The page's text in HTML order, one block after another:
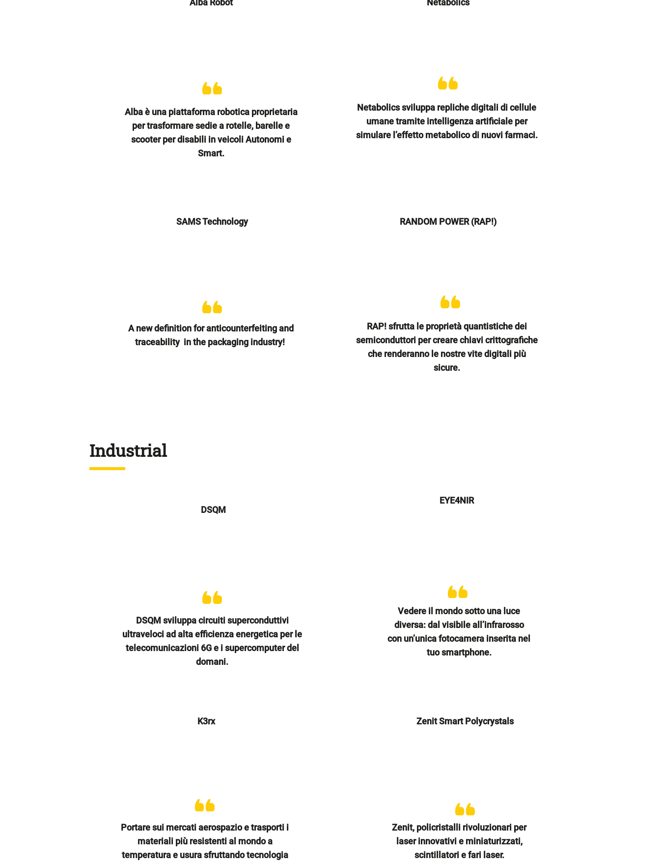
Alba Robot Netabolics
Alba è una piattaforma robotica proprietaria
per trasformare sedie a rotelle, barelle e
scooter per disabili in veicoli Autonomi e
Smart.
Netabolics sviluppa repliche digitali di cellule
umane tramite intelligenza artificiale per
simulare l’effetto metabolico di nuovi farmaci.
SAMS Technology RANDOM POWER (RAP!)
A new definition for anticounterfeiting and
traceability in the packaging industry!
RAP! sfrutta le proprietà quantistiche dei
semiconduttori per creare chiavi crittografiche
che renderanno le nostre vite digitali più
sicure.
Industrial
DSQM
EYE4NIR
DSQM sviluppa circuiti superconduttivi
ultraveloci ad alta efficienza energetica per le
telecomunicazioni 6G e i supercomputer del
domani.
Vedere il mondo sotto una luce
diversa: dal visibile all’infrarosso
con un’unica fotocamera inserita nel
tuo smartphone.
K3rx Zenit Smart Polycrystals
Portare sui mercati aerospazio e trasporti i
materiali più resistenti al mondo a
temperatura e usura sfruttando tecnologia
Zenit, policristalli rivoluzionari per
laser innovativi e miniaturizzati,
scintillatori e fari laser.